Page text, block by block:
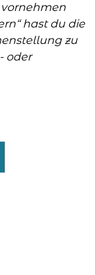
hast du die
zu
oder